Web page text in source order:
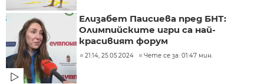
Елизабет Паисиева пред БНТ:
Олимпийските игри са най-
красивият форум
21:14, 25.05.2024 Чете се за: 01:47 мин.